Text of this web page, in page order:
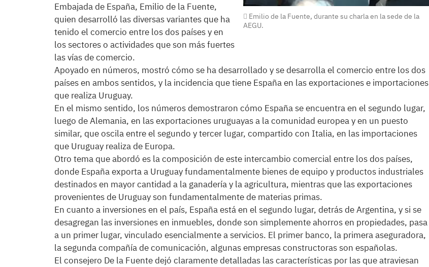
Emilio de la Fuente, durante su charla en la sede de la
AEGU.
Embajada de España, Emilio de la Fuente,
quien desarrolló las diversas variantes que ha
tenido el comercio entre los dos países y en
los sectores o actividades que son más fuertes
las vías de comercio.
Apoyado en números, mostró cómo se ha desarrollado y se desarrolla el comercio entre los dos
países en ambos sentidos, y la incidencia que tiene España en las exportaciones e importaciones
que realiza Uruguay.
En el mismo sentido, los números demostraron cómo España se encuentra en el segundo lugar,
luego de Alemania, en las exportaciones uruguayas a la comunidad europea y en un puesto
similar, que oscila entre el segundo y tercer lugar, compartido con Italia, en las importaciones
que Uruguay realiza de Europa.
Otro tema que abordó es la composición de este intercambio comercial entre los dos países,
donde España exporta a Uruguay fundamentalmente bienes de equipo y productos industriales
destinados en mayor cantidad a la ganadería y la agricultura, mientras que las exportaciones
provenientes de Uruguay son fundamentalmente de materias primas.
En cuanto a inversiones en el país, España está en el segundo lugar, detrás de Argentina, y si se
desagregan las inversiones en inmuebles, donde son simplemente ahorros en propiedades, pasa
a un primer lugar, vinculado esencialmente a servicios. El primer banco, la primera aseguradora,
la segunda compañía de comunicación, algunas empresas constructoras son españolas.
El consejero De la Fuente dejó claramente detalladas las características por las que atraviesan